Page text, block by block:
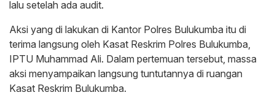
lalu setelah ada audit.
Aksi yang di lakukan di Kantor Polres Bulukumba itu di
terima langsung oleh Kasat Reskrim Polres Bulukumba,
IPTU Muhammad Ali. Dalam pertemuan tersebut, massa
aksi menyampaikan langsung tuntutannya di ruangan
Kasat Reskrim Bulukumba.